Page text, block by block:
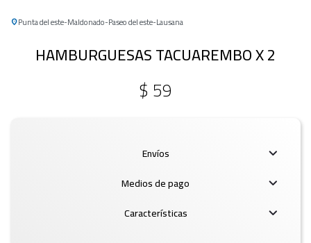
Punta del este Maldonado Paseo del este Lausana
HAMBURGUESAS TACUAREMBO X 2
$59
Envíos
Medios de pago
Características